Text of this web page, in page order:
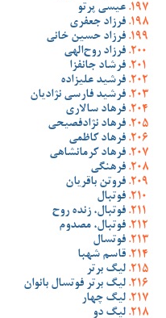
عیسی پرتو
فرزاد جعفری
فرزاد حسین خانی
فرزاد روح‌الهی
فرشاد جانفزا
فرشید علیزاده
فرشید فارسی نژادیان
فرهاد سالاری
فرهاد نژادفصیحی
فرهاد کاظمی
فرهاد کرمانشاهی
فرهنگی
فروتن باقریان
فوتبال
فوتبال، زنده روح
فوتبال، مصدوم
فوتسال
قاسم شهبا
لیگ برتر
لیگ برتر فوتسال بانوان
لیگ چهار
لیگ دو